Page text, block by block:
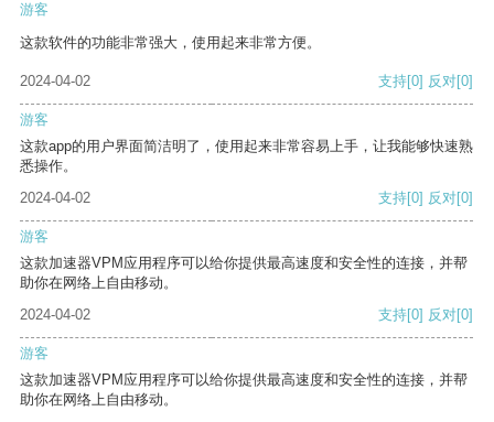
游客
这款软件的功能非常强大，使用起来非常方便。
2024-04-02 支持[0] 反对[0]
游客
这款app的用户界面简洁明了，使用起来非常容易上手，让我能够快速熟
悉操作。
2024-04-02
支持[0] 反对[0]
游客
这款加速器VPM应用程序可以给你提供最高速度和安全性的连接，并帮
助你在网络上自由移动。
2024-04-02
支持[0] 反对[0]
游客
这款加速器VPM应用程序可以给你提供最高速度和安全性的连接，并帮
助你在网络上自由移动。